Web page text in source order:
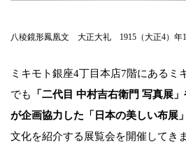
八稜鏡形鳳凰文 大正大礼 1915（大正4）年
ミキモト銀座4丁目本店7階にあるミ
でも
「二代目 中村吉右衛門 写真展
が企画協力した「日本の美しい布展」
文化を紹介する展覧会を開催してき